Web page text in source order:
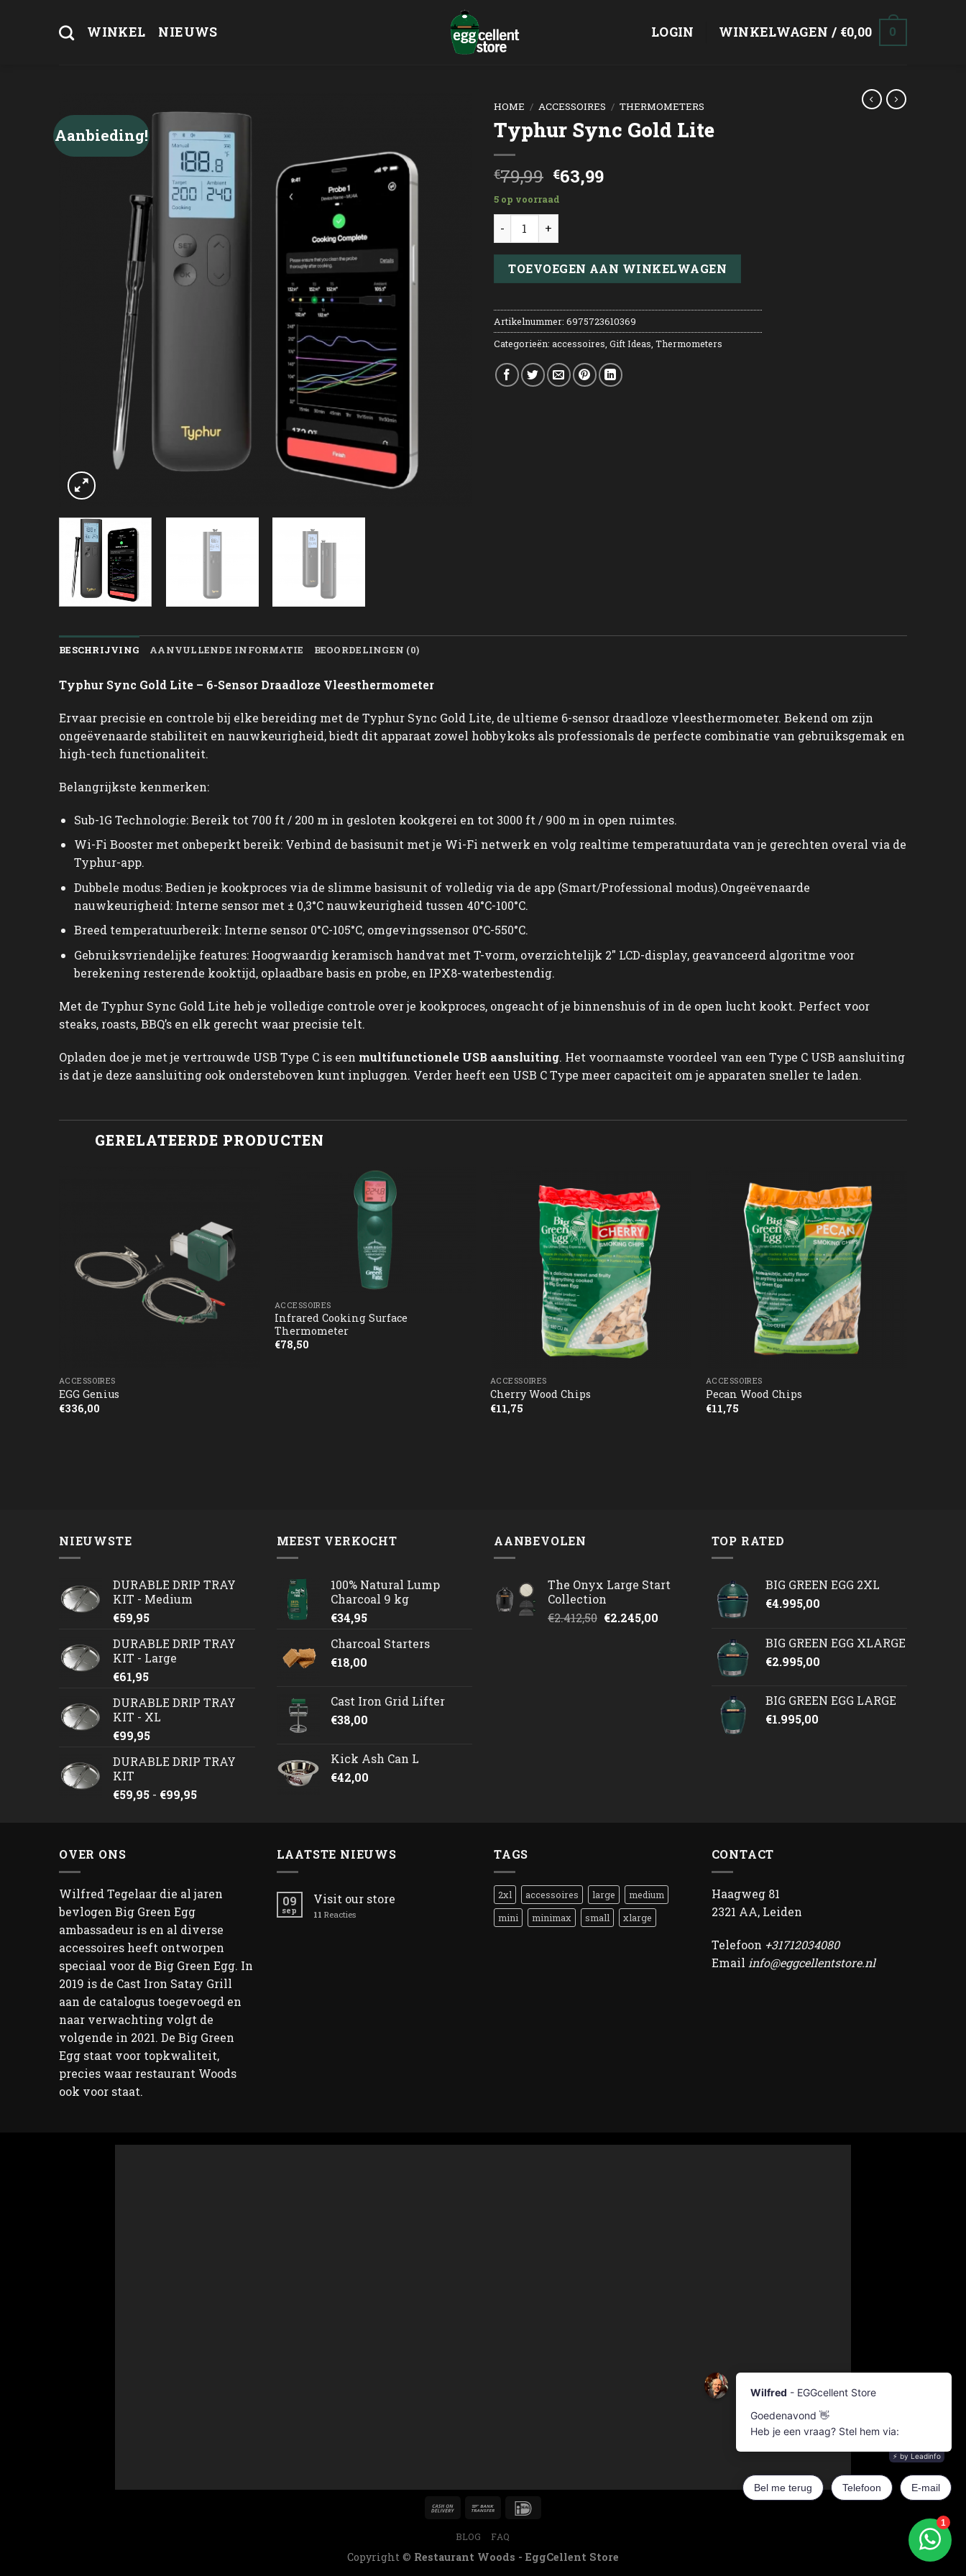
WINKEL NIEUWS LOGIN WINKELWAGEN / €0,00 0
Aanbieding!
HOME / ACCESSOIRES / THERMOMETERS
Typhur Sync Gold Lite
€79,99 Oorspronkelijke
prijs
was:
€63,99Huidige
5 op voorraad
Typhur Sync Gold Lite aantal
TOEVOEGEN AAN WINKELWAGEN
Artikelnummer: 6975723610369
Categorieën: accessoires Gift Ideas Thermometers
BESCHRIJVING AANVULLENDE INFORMATIE BEOORDELINGEN (0)
Typhur Sync Gold Lite – 6-Sensor Draadloze Vleesthermometer
Ervaar precisie en controle bij elke bereiding met de Typhur Sync Gold Lite, de ultieme 6-sensor draadloze vleesthermometer. Bekend om zijn
ongeëvenaarde stabiliteit en nauwkeurigheid, biedt dit apparaat zowel hobbykoks als professionals de perfecte combinatie van gebruiksgemak en
high-tech functionaliteit.
Belangrijkste kenmerken:
Sub-1G Technologie: Bereik tot 700 ft / 200 m in gesloten kookgerei en tot 3000 ft / 900 m in open ruimtes.
Wi-Fi Booster met onbeperkt bereik: Verbind de basisunit met je Wi-Fi netwerk en volg realtime temperatuurdata van je gerechten overal via de
Typhur-app.
Dubbele modus: Bedien je kookproces via de slimme basisunit of volledig via de app (Smart/Professional modus).Ongeëvenaarde
nauwkeurigheid: Interne sensor met ± 0,3°C nauwkeurigheid tussen 40°C-100°C.
Breed temperatuurbereik: Interne sensor 0°C-105°C, omgevingssensor 0°C-550°C.
Gebruiksvriendelijke features: Hoogwaardig keramisch handvat met T-vorm, overzichtelijk 2″ LCD-display, geavanceerd algoritme voor
berekening resterende kooktijd, oplaadbare basis en probe, en IPX8-waterbestendig.
Met de Typhur Sync Gold Lite heb je volledige controle over je kookproces, ongeacht of je binnenshuis of in de open lucht kookt. Perfect voor
steaks, roasts, BBQ’s en elk gerecht waar precisie telt.
Opladen doe je met je vertrouwde USB Type C is een multifunctionele USB aansluiting. Het voornaamste voordeel van een Type C USB aansluiting
is dat je deze aansluiting ook ondersteboven kunt inpluggen. Verder heeft een USB C Type meer capaciteit om je apparaten sneller te laden.
GERELATEERDE PRODUCTEN
ACCESSOIRES
EGG Genius
€336,00
ACCESSOIRES
Infrared Cooking Surface
Thermometer
€78,50
ACCESSOIRES
Cherry Wood Chips
€11,75
ACCESSOIRES
Pecan Wood Chips
€11,75
NIEUWSTE
DURABLE DRIP TRAY
KIT - Medium
€59,95
DURABLE DRIP TRAY
KIT - Large
€61,95
DURABLE DRIP TRAY
KIT - XL
€99,95
DURABLE DRIP TRAY
KIT
€59,95 - €99,95Prijsklasse:
MEEST VERKOCHT
100% Natural Lump
Charcoal 9 kg
€34,95
Charcoal Starters
€18,00
Cast Iron Grid Lifter
€38,00
Kick Ash Can L
€42,00
AANBEVOLEN
The Onyx Large Start
Collection
€2.412,50 Oorspronkelijke
€2.245,00Huidige
TOP RATED
BIG GREEN EGG 2XL
€4.995,00
BIG GREEN EGG XLARGE
€2.995,00
BIG GREEN EGG LARGE
€1.995,00
OVER ONS
Wilfred Tegelaar die al jaren
bevlogen Big Green Egg
ambassadeur is en al diverse
accessoires heeft ontworpen
speciaal voor de Big Green Egg. In
2019 is de Cast Iron Satay Grill
aan de catalogus toegevoegd en
naar verwachting volgt de
volgende in 2021. De Big Green
Egg staat voor topkwaliteit,
precies waar restaurant Woods
ook voor staat.
LAATSTE NIEUWS
09
sep
Visit our store
11 Reacties
TAGS
2xl accessoires large
medium
mini
minimax small xlarge
CONTACT
Haagweg 81
2321 AA, Leiden
Telefoon +31712034080
Email info@eggcellentstore.nl
BLOG FAQ
Copyright © Restaurant Woods - EggCellent Store